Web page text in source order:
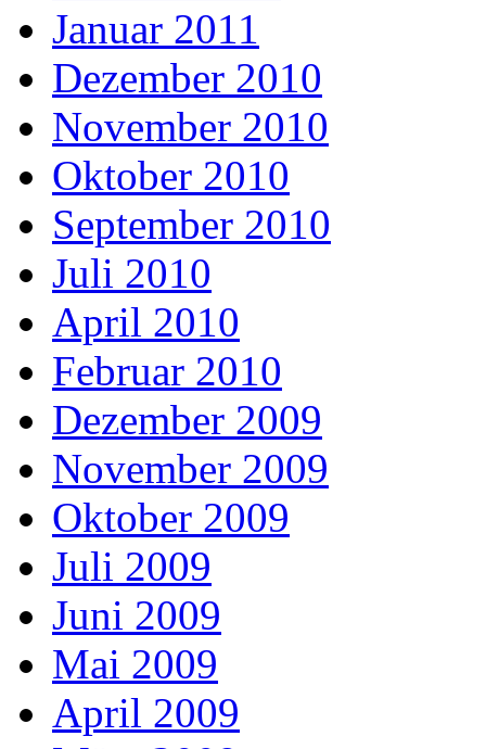
Januar 2011
Dezember 2010
November 2010
Oktober 2010
September 2010
Juli 2010
April 2010
Februar 2010
Dezember 2009
November 2009
Oktober 2009
Juli 2009
Juni 2009
Mai 2009
April 2009